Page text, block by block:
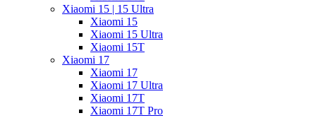
Xiaomi 15 | 15 Ultra
Xiaomi 15
Xiaomi 15 Ultra
Xiaomi 15T
Xiaomi 17
Xiaomi 17
Xiaomi 17 Ultra
Xiaomi 17T
Xiaomi 17T Pro